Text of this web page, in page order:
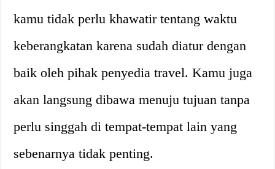
kamu tidak perlu khawatir tentang waktu
keberangkatan karena sudah diatur dengan
baik oleh pihak penyedia travel. Kamu juga
akan langsung dibawa menuju tujuan tanpa
perlu singgah di tempat-tempat lain yang
sebenarnya tidak penting.